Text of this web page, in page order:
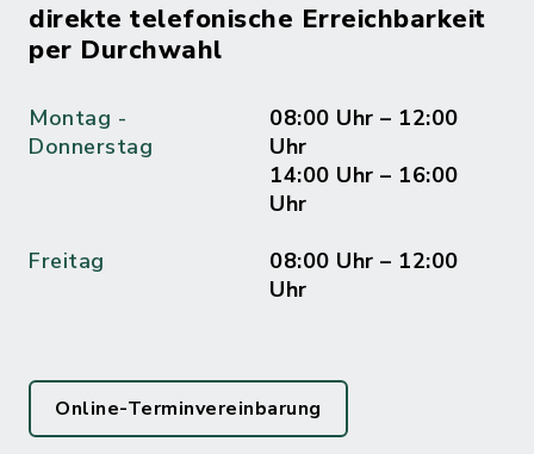
direkte telefonische Erreichbarkeit
per Durchwahl
Montag -
Donnerstag
08:00 Uhr – 12:00
Uhr
14:00 Uhr – 16:00
Uhr
Freitag
08:00 Uhr – 12:00
Uhr
Online-Terminvereinbarung